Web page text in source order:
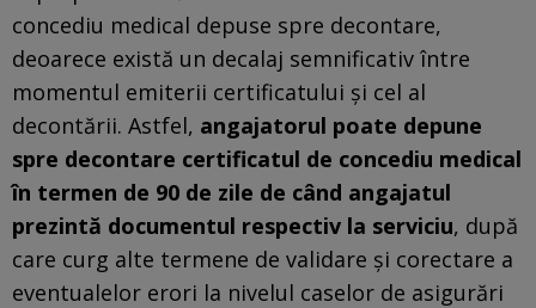
concediu medical depuse spre decontare,
deoarece există un decalaj semnificativ între
momentul emiterii certificatului şi cel al
decontării. Astfel, angajatorul poate depune
spre decontare certificatul de concediu medical
în termen de 90 de zile de când angajatul
prezintă documentul respectiv la serviciu, după
care curg alte termene de validare şi corectare a
eventualelor erori la nivelul caselor de asigurări